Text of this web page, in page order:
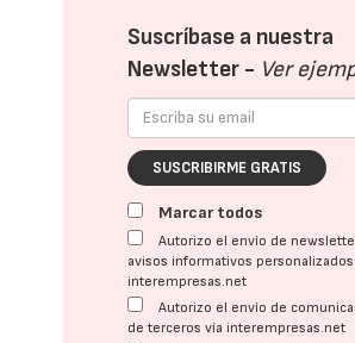
Suscríbase a nuestra
Newsletter - Ver
SUSCRIBIRME GRATIS
Marcar todos
Autorizo el envío de
avisos informativos
interempresas.net
Autorizo el envío de
de terceros vía interempresas.net